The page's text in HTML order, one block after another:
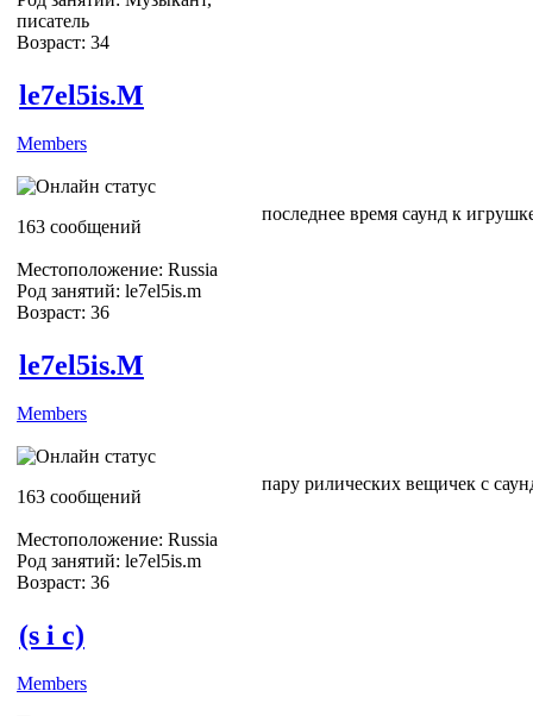
писатель
Возраст: 34
le7el5is.M
Members
163 сообщений
Местоположение: Russia
Род занятий: le7el5is.m
Возраст: 36
последнее время саунд к
le7el5is.M
Members
163 сообщений
Местоположение: Russia
Род занятий: le7el5is.m
Возраст: 36
пару рилических вещичек с
(s i c)
Members